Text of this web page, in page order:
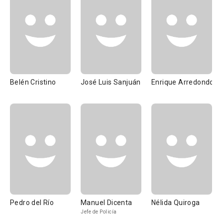
Belén Cristino José Luis Sanjuán Enrique Arredondo
Pedro del Río Manuel Dicenta
Jefe de Policía
Nélida Quiroga